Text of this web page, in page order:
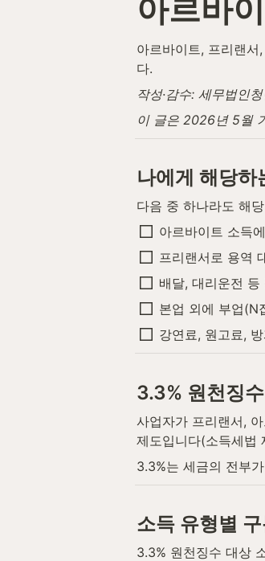
아르바
아르바이트, 프리랜
다.
작성·감수: 세무법인
이 글은 2026년 5월
나에게 해당하
다음 중 하나라도 해
아르바이트 소득
프리랜서로 용역
배달, 대리운전
본업 외에 부업(N
강연료, 원고료,
3.3% 원천징
사업자가 프리랜서,
제도입니다(소득세법
3.3%는 세금의 전부
소득 유형별
3.3% 원천징수 대상